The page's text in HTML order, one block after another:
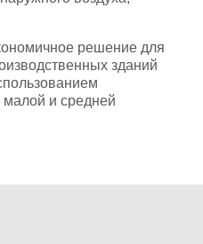
решение для
зданий
малой и средней